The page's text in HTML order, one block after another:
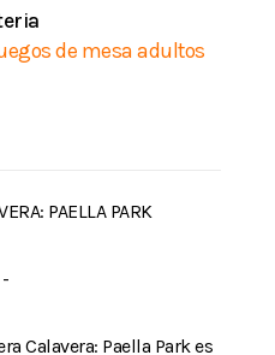
de mesa adultos
PAELLA PARK
-
Calavera: Paella Park es